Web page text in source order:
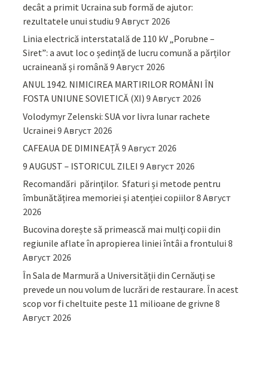
decât a primit Ucraina sub formă de ajutor:
rezultatele unui studiu 9 Август 2026
Linia electrică interstatală de 110 kV „Porubne –
Siret”: a avut loc o ședință de lucru comună a părților
ucraineană și română 9 Август 2026
ANUL 1942. NIMICIREA MARTIRILOR ROMÂNI ÎN
FOSTA UNIUNE SOVIETICĂ (XI) 9 Август 2026
Volodymyr Zelenski: SUA vor livra lunar rachete
Ucrainei 9 Август 2026
CAFEAUA DE DIMINEAȚĂ9 Август 2026
9 AUGUST – ISTORICUL ZILEI 9 Август 2026
Recomandări părinţilor. Sfaturi și metode pentru
îmbunătățirea memoriei și atenției copiilor8 Август
2026
Bucovina dorește să primească mai mulți copii din
regiunile aflate în apropierea liniei întâi a frontului 8
Август 2026
În Sala de Marmură a Universității din Cernăuți se
prevede un nou volum de lucrări de restaurare. În acest
scop vor fi cheltuite peste 11 milioane de grivne 8
Август 2026